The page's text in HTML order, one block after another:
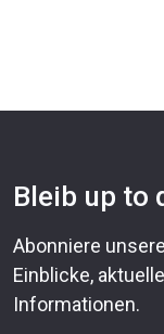
Bleib up to
Abonniere
Einblicke,
Informationen.